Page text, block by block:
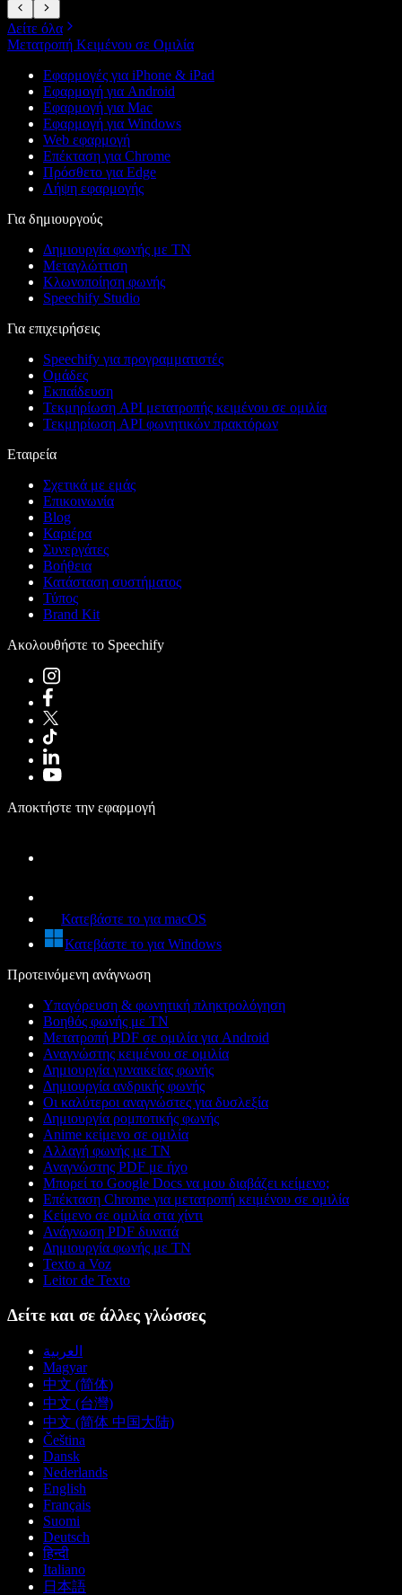
Δείτε όλα
Μετατροπή Κειμένου σε Ομιλία
Εφαρμογές για iPhone & iPad
Εφαρμογή για Android
Εφαρμογή για Mac
Εφαρμογή για Windows
Web εφαρμογή
Επέκταση για Chrome
Πρόσθετο για Edge
Λήψη εφαρμογής
Για δημιουργούς
Δημιουργία φωνής με ΤΝ
Μεταγλώττιση
Κλωνοποίηση φωνής
Speechify Studio
Για επιχειρήσεις
Speechify για προγραμματιστές
Ομάδες
Εκπαίδευση
Τεκμηρίωση API μετατροπής κειμένου σε ομιλία
Τεκμηρίωση API φωνητικών πρακτόρων
Εταιρεία
Σχετικά με εμάς
Επικοινωνία
Blog
Καριέρα
Συνεργάτες
Βοήθεια
Κατάσταση συστήματος
Τύπος
Brand Kit
Ακολουθήστε το Speechify
Αποκτήστε την εφαρμογή
Κατεβάστε το για macOS
Κατεβάστε το για Windows
Προτεινόμενη ανάγνωση
Υπαγόρευση & φωνητική πληκτρολόγηση
Βοηθός φωνής με ΤΝ
Μετατροπή PDF σε ομιλία για Android
Αναγνώστης κειμένου σε ομιλία
Δημιουργία γυναικείας φωνής
Δημιουργία ανδρικής φωνής
Οι καλύτεροι αναγνώστες για δυσλεξία
Δημιουργία ρομποτικής φωνής
Anime κείμενο σε ομιλία
Αλλαγή φωνής με ΤΝ
Αναγνώστης PDF με ήχο
Μπορεί το Google Docs να μου διαβάζει κείμενο;
Επέκταση Chrome για μετατροπή κειμένου σε ομιλία
Κείμενο σε ομιλία στα χίντι
Ανάγνωση PDF δυνατά
Δημιουργία φωνής με ΤΝ
Texto a Voz
Leitor de Texto
Δείτε και σε άλλες γλώσσες
العربية
Magyar
中文 (简体)
中文 (台灣)
中文 (简体 中国大陆)
Čeština
Dansk
Nederlands
English
Français
Suomi
Deutsch
हिन्दी
Italiano
日本語